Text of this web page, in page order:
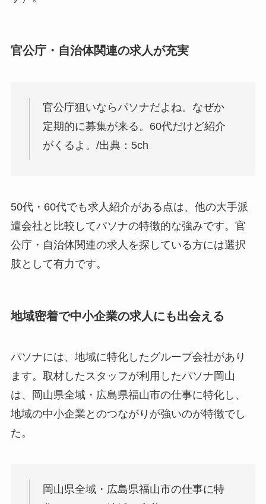
官公庁・自治体関連の求人が充実
官公庁狙いならパソナだよね。なぜか
定期的に募集が来る。60代だけど紹介
がくるよ。/出典：5ch
50代・60代でも求人紹介がある点は、他の大手派
遣会社と比較してパソナの特徴的な強みです。官
公庁・自治体関連の求人を探している方には選択
肢として有力です。
地域密着で中小企業の求人にも出会える
パソナには、地域に特化したグループ会社があり
ます。取材したスタッフが利用したパソナ岡山
は、岡山県全域・広島県福山市の仕事に特化し、
地域の中小企業とのつながりが強いのが特徴でし
た。
岡山県全域・広島県福山市の仕事に特